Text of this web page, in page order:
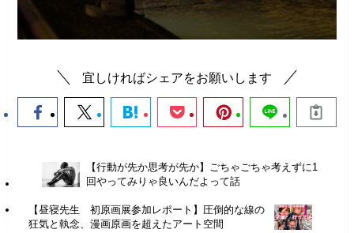
宜しければシェアをお願いします
【行動が先か思考が先か】ごちゃごちゃ考えずに1
回やってみりゃ良いんだよって話
【昼寝先生 初原画展参加レポート】圧倒的な線の
狂気と執念、漫画原画を超えたアート空間